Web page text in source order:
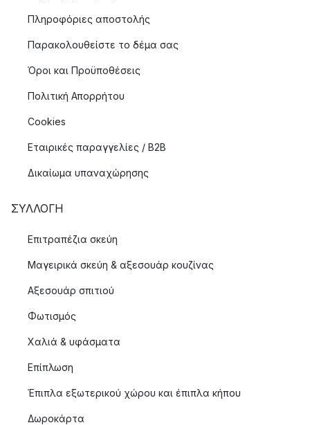
Πληροφόριες αποστολής
Παρακολουθείστε το δέμα σας
Όροι και Προϋποθέσεις
Πολιτική Απορρήτου
Cookies
Εταιρικές παραγγελίες / B2B
Δικαίωμα υπαναχώρησης
ΣΥΛΛΟΓΉ
Επιτραπέζια σκεύη
Μαγειρικά σκεύη & αξεσουάρ κουζίνας
Αξεσουάρ σπιτιού
Φωτισμός
Χαλιά & υφάσματα
Επίπλωση
Έπιπλα εξωτερικού χώρου και έπιπλα κήπου
Δωροκάρτα